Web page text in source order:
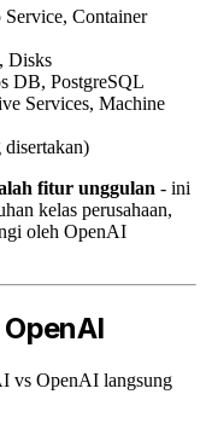
Container
Disks
DB, PostgreSQL
Services, Machine
fitur unggulan - ini
kelas perusahaan,
oleh OpenAI
vs OpenAI langsung